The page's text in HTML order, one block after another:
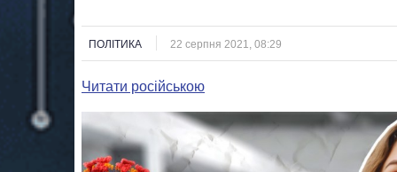
ПОЛІТИКА 22 серпня 2021, 08:29
Читати російською